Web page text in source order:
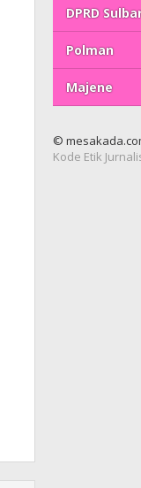
DPRD
Polman
Majene
©
Kode Etik